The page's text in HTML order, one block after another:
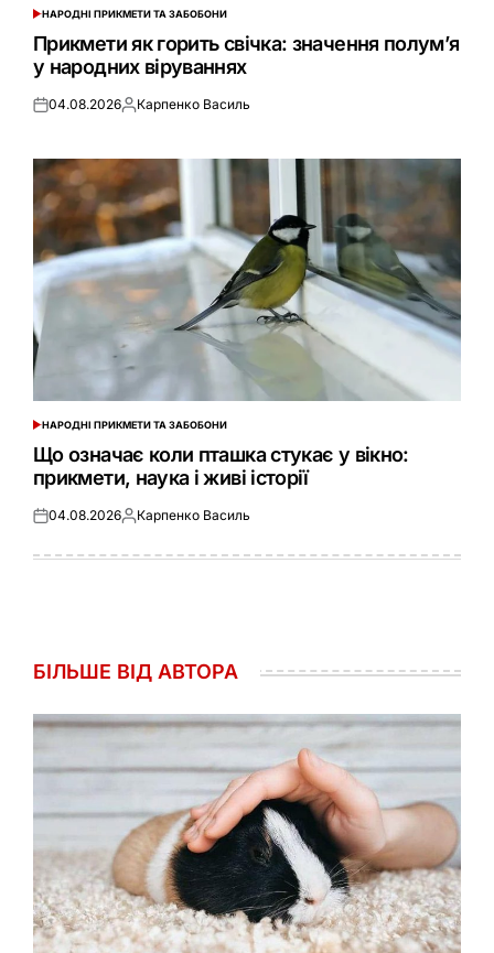
ОПУБЛІКУВАТИ
У
НАРОДНІ ПРИКМЕТИ ТА ЗАБОБОНИ
Прикмети як горить свічка: значення полум’я
у народних віруваннях
Оприлюднено
04.08.2026Опубліковано
Карпенко Василь
ОПУБЛІКУВАТИ
У
НАРОДНІ ПРИКМЕТИ ТА ЗАБОБОНИ
Що означає коли пташка стукає у вікно:
прикмети, наука і живі історії
Оприлюднено
04.08.2026Опубліковано
Карпенко Василь
БІЛЬШЕ ВІД АВТОРА